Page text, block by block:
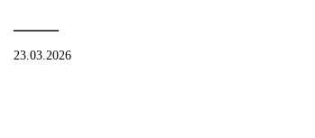
23.03.2026